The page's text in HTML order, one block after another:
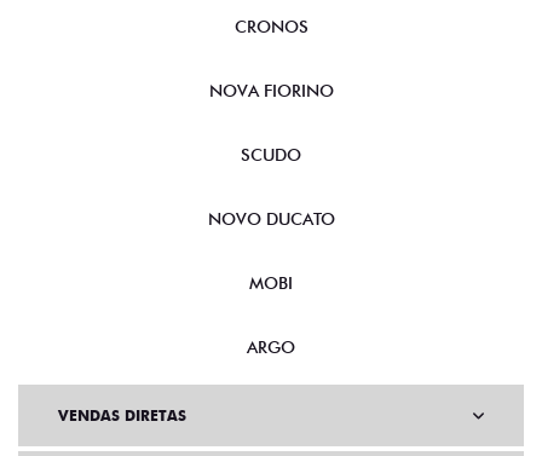
CRONOS
NOVA FIORINO
SCUDO
NOVO DUCATO
MOBI
ARGO
VENDAS DIRETAS